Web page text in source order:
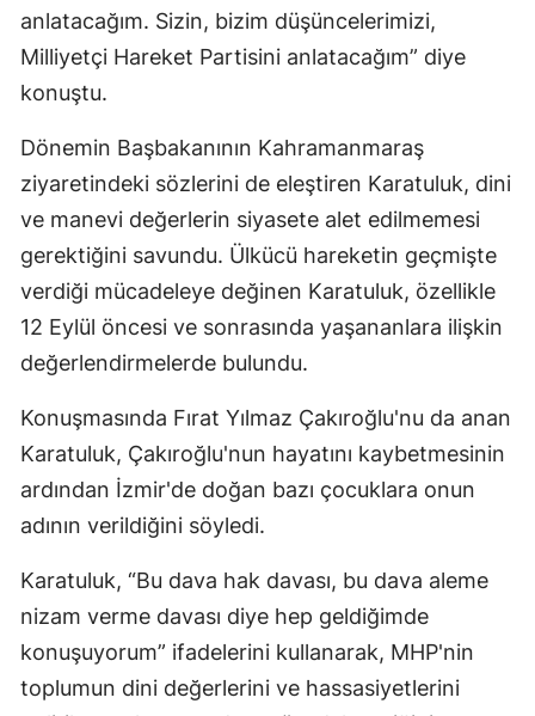
anlatacağım. Sizin, bizim düşüncelerimizi,
Milliyetçi Hareket Partisini anlatacağım” diye
konuştu.
Dönemin Başbakanının Kahramanmaraş
ziyaretindeki sözlerini de eleştiren Karatuluk, dini
ve manevi değerlerin siyasete alet edilmemesi
gerektiğini savundu. Ülkücü hareketin geçmişte
verdiği mücadeleye değinen Karatuluk, özellikle
12 Eylül öncesi ve sonrasında yaşananlara ilişkin
değerlendirmelerde bulundu.
Konuşmasında Fırat Yılmaz Çakıroğlu'nu da anan
Karatuluk, Çakıroğlu'nun hayatını kaybetmesinin
ardından İzmir'de doğan bazı çocuklara onun
adının verildiğini söyledi.
Karatuluk, “Bu dava hak davası, bu dava aleme
nizam verme davası diye hep geldiğimde
konuşuyorum” ifadelerini kullanarak, MHP'nin
toplumun dini değerlerini ve hassasiyetlerini